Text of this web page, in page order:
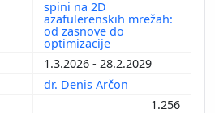
spini na 2D
azafulerenskih mrežah:
od zasnove do
optimizacije
1.3.2026 - 28.2.2029
dr. Denis Arčon
1.256